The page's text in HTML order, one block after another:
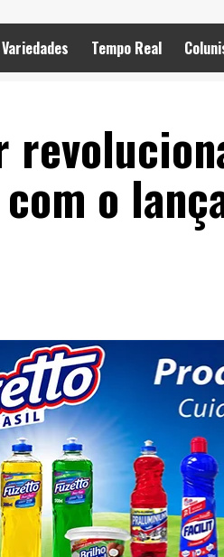
Variedades Tempo Real
o